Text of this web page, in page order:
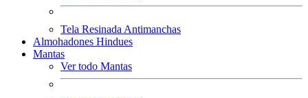
Tela Resinada Antimanchas
Almohadones Hindues
Mantas
Ver todo Mantas